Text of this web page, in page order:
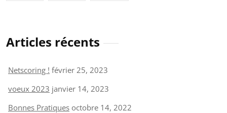
Articles récents
Netscoring ! février 25, 2023
voeux 2023 janvier 14, 2023
Bonnes Pratiques octobre 14, 2022